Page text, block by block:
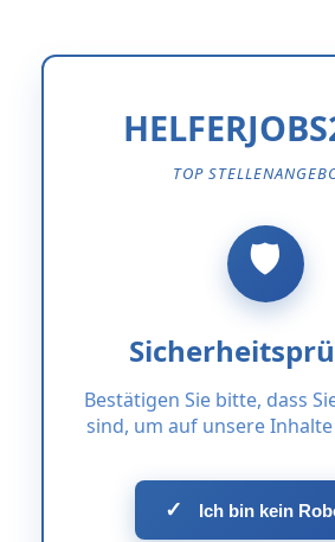
TOP
Bestätigen Sie bitte, dass
sind, um auf unsere
✓ Ich bin kein